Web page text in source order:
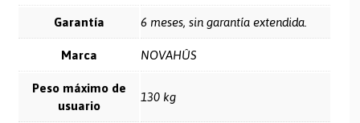
Garantía 6 meses, sin garantía extendida.
Marca NOVAHÛS
Peso máximo de
usuario
130 kg